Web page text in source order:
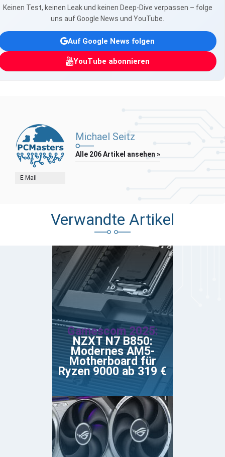
Keinen Test, keinen Leak und keinen Deep-Dive verpassen – folge
uns auf Google News und YouTube.
Auf Google News folgen
YouTube abonnieren
E-Mail
Michael Seitz
Alle 206 Artikel ansehen »
Verwandte Artikel
Gamescom 2025:
NZXT N7 B850:
Modernes AM5-
Motherboard für
Ryzen 9000 ab 319 €